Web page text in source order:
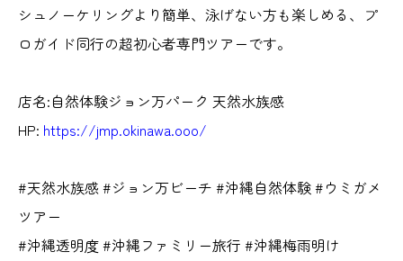
シュノーケリングより簡単、泳げない方も楽しめる、プ
ロガイド同行の超初心者専門ツアーです。
店名:自然体験ジョン万パーク 天然水族感
HP: https://jmp.okinawa.ooo/
#天然水族感 #ジョン万ビーチ #沖縄自然体験 #ウミガメ
ツアー
#沖縄透明度 #沖縄ファミリー旅行 #沖縄梅雨明け